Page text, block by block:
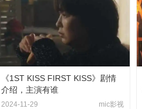
《1ST KISS FIRST KISS》剧情
介绍，主演有谁
2024-11-29 mic影视